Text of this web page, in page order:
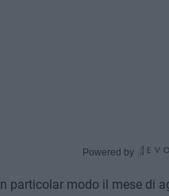
Powered by
particolar modo il mese di